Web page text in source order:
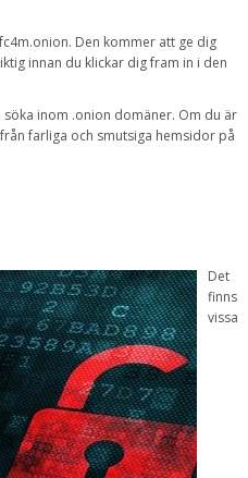
. Den kommer att ge dig
innan du klickar dig fram in i den
söka inom .onion domäner. Om du är
farliga och smutsiga hemsidor på
Det
finns
vissa